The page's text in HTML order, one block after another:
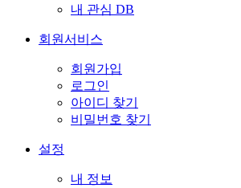
내 관심 DB
회원서비스
회원가입
로그인
아이디 찾기
비밀번호 찾기
설정
내 정보